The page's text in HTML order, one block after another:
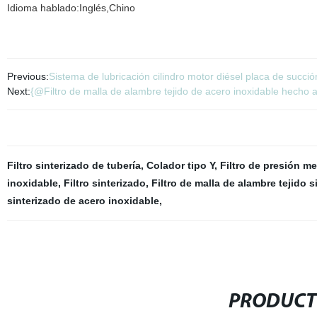
Idioma hablado:Inglés,Chino
Previous:Sistema de lubricación cilindro motor diésel placa de
Next:{@Filtro de malla de alambre tejido de acero inoxidable hecho
Filtro sinterizado de tubería, Colador tipo Y, Filtro de presión
inoxidable, Filtro sinterizado, Filtro de malla de alambre tejido
sinterizado de acero inoxidable,